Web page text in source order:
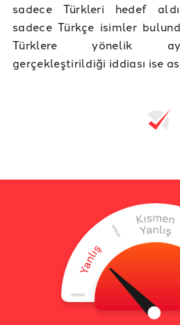
sadece Türkleri hedef
sadece Türkçe isimler
Türklere yönelik
gerçekleştirildiği iddiası ise